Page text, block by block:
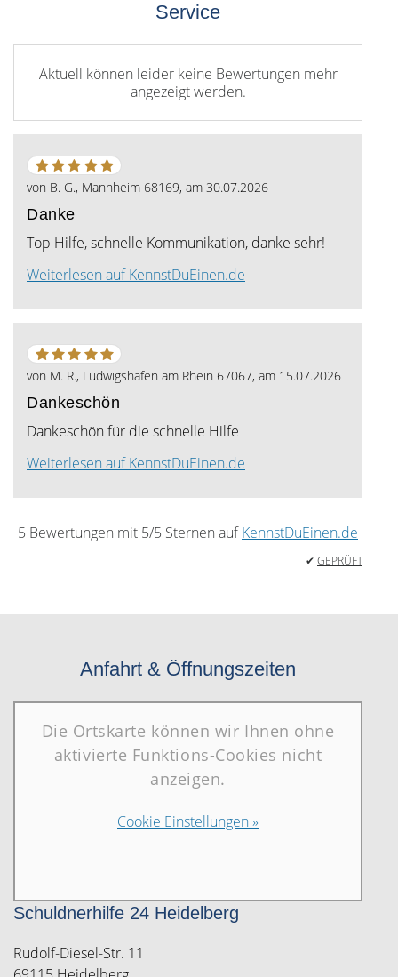
Service
Aktuell können leider keine Bewertungen mehr
angezeigt werden.
5von
Sternen
von B. G., Mannheim 68169, am 30.07.2026
Danke
Top Hilfe, schnelle Kommunikation, danke sehr!
Weiterlesen auf KennstDuEinen.de
5von
Sternen
von M. R., Ludwigshafen am Rhein 67067, am 15.07.2026
Dankeschön
Dankeschön für die schnelle Hilfe
Weiterlesen auf KennstDuEinen.de
5 Bewertungen mit 5/5 Sternen aufKennstDuEinen.de
✔ GEPRÜFT
Anfahrt & Öffnungszeiten
Die Ortskarte können wir Ihnen ohne
aktivierte Funktions-Cookies nicht
anzeigen.
Cookie Einstellungen »
Schuldnerhilfe 24 Heidelberg
Rudolf-Diesel-Str. 11